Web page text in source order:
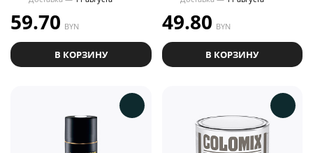
59.70 BYN
В КОРЗИНУ
49.80 BYN
В КОРЗИНУ